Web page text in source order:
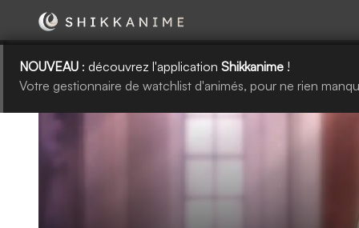
NOUVEAU : découvrez l'application Shikkanime !
Votre gestionnaire de watchlist d'animés, pour ne rien